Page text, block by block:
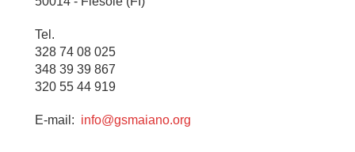
Tel.
328 74 08 025
348 39 39 867
320 55 44 919
E-mail: info@gsmaiano.org